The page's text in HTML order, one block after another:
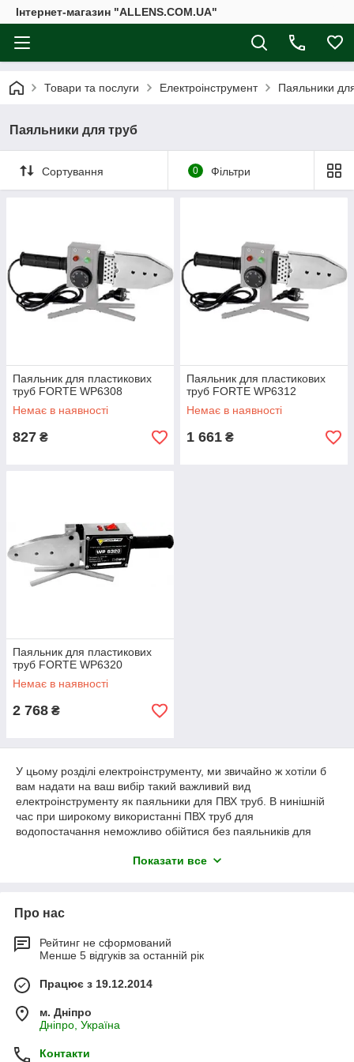
Інтернет-магазин "ALLENS.COM.UA"
Товари та послуги Електроінструмент Паяльники
Паяльники для труб
Сортування 0 Фільтри
Паяльник для пластикових
труб FORTE WP6308
Немає в наявності
827 ₴
Паяльник для пластикових
труб FORTE WP6312
Немає в наявності
1 661 ₴
Паяльник для пластикових
труб FORTE WP6320
Немає в наявності
2 768 ₴
У цьому розділі електроінструменту, ми звичайно ж хотіли б
вам надати на ваш вибір такий важливий вид
електроінструменту як паяльники для ПВХ труб. В нинішній
час при широкому використанні ПВХ труб для
водопостачання неможливо обійтися без паяльників для
качественной спайки, поэтому при выборе
свою очередь предлагаем паяльники для труб таких
производителей как Дніпро-М и Brigadier Professional ,
которые постоянно выполняют такие работы, как спайка ПВХ
паяльники для труб как Дніпро-М мы предоставляем
гарантию на 3 года. Таку гарантію не можуть дозволити собі
дати багато преміальні виробники електроінструменту.
Показати все
Про нас
Рейтинг не сформований
Менше 5 відгуків за останній рік
Працює з 19.12.2014
м. Дніпро
Дніпро, Україна
Контакти